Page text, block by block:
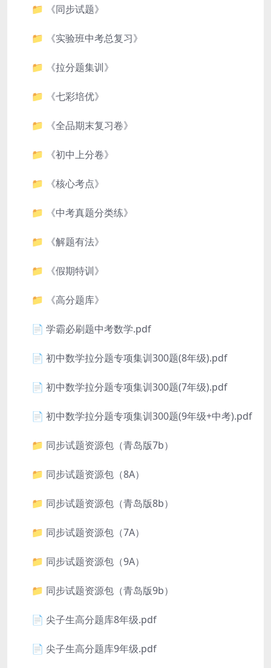
📁 《同步试题》
📁 《实验班中考总复习》
📁 《拉分题集训》
📁 《七彩培优》
📁 《全品期末复习卷》
📁 《初中上分卷》
📁 《核心考点》
📁 《中考真题分类练》
📁 《解题有法》
📁 《假期特训》
📁 《高分题库》
📄 学霸必刷题中考数学.pdf
📄 初中数学拉分题专项集训300题(8年级).pdf
📄 初中数学拉分题专项集训300题(7年级).pdf
📄 初中数学拉分题专项集训300题(9年级+中考).pdf
📁 同步试题资源包（青岛版7b）
📁 同步试题资源包（8A）
📁 同步试题资源包（青岛版8b）
📁 同步试题资源包（7A）
📁 同步试题资源包（9A）
📁 同步试题资源包（青岛版9b）
📄 尖子生高分题库8年级.pdf
📄 尖子生高分题库9年级.pdf